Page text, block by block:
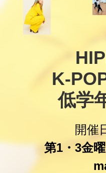
K-
低学
開催
第1・3金